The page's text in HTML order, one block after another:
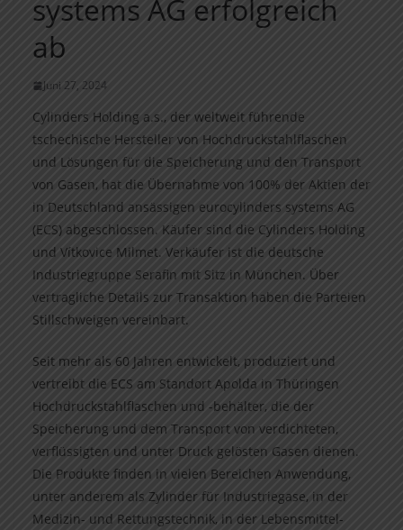
systems AG erfolgreich
ab
Juni 27, 2024
Cylinders Holding a.s., der weltweit führende
tschechische Hersteller von Hochdruckstahlflaschen
und Lösungen für die Speicherung und den Transport
von Gasen, hat die Übernahme von 100% der Aktien der
in Deutschland ansässigen eurocylinders systems AG
(ECS) abgeschlossen. Käufer sind die Cylinders Holding
und Vítkovice Milmet. Verkäufer ist die deutsche
Industriegruppe Serafin mit Sitz in München. Über
vertragliche Details zur Transaktion haben die Parteien
Stillschweigen vereinbart.
Seit mehr als 60 Jahren entwickelt, produziert und
vertreibt die ECS am Standort Apolda in Thüringen
Hochdruckstahlflaschen und -behälter, die der
Speicherung und dem Transport von verdichteten,
verflüssigten und unter Druck gelösten Gasen dienen.
Die Produkte finden in vielen Bereichen Anwendung,
unter anderem als Zylinder für Industriegase, in der
Medizin- und Rettungstechnik, in der Lebensmittel-